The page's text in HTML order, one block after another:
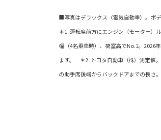
■写真はデラックス（電気自動車）。ボ
＊1. 運転席前方にエンジン（モーター）
幅（4名乗車時）、荷室高でNo.1。2026
ます。 ＊2. トヨタ自動車（株）測定値
の助手席後端からバックドアまでの長さ。